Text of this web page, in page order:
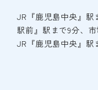
JR『鹿児島中央』駅
駅前』駅まで9分、
JR『鹿児島中央』駅